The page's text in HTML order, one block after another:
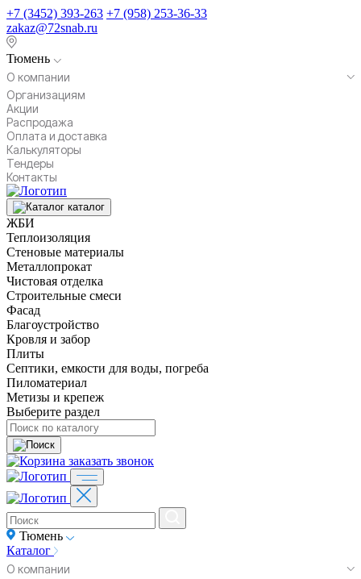
+7 (3452) 393-263 +7 (958) 253-36-33
zakaz@72snab.ru
Тюмень
О компании
Организациям
Акции
Распродажа
Оплата и доставка
Калькуляторы
Тендеры
Контакты
каталог
ЖБИ
Теплоизоляция
Стеновые материалы
Металлопрокат
Чистовая отделка
Строительные смеси
Фасад
Благоустройство
Кровля и забор
Плиты
Септики, емкости для воды, погреба
Пиломатериал
Метизы и крепеж
Выберите раздел
заказать звонок
Тюмень
Каталог
О компании